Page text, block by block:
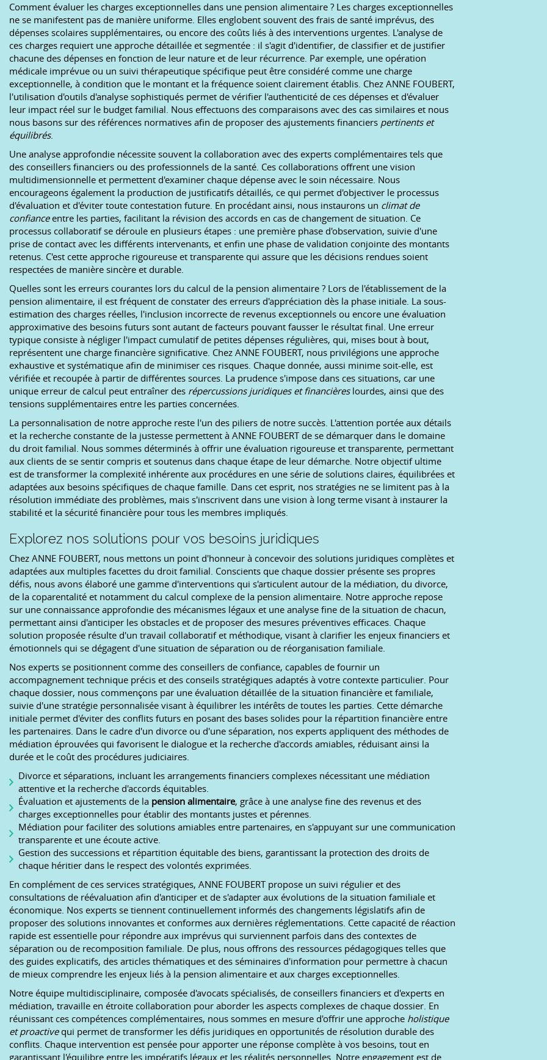
Comment évaluer les charges exceptionnelles dans une pension alimentaire ? Les charges exceptionnelles
ne se manifestent pas de manière uniforme. Elles englobent souvent des frais de santé imprévus, des
dépenses scolaires supplémentaires, ou encore des coûts liés à des interventions urgentes. L'analyse de
ces charges requiert une approche détaillée et segmentée : il s'agit d'identifier, de classifier et de justifier
chacune des dépenses en fonction de leur nature et de leur récurrence. Par exemple, une opération
médicale imprévue ou un suivi thérapeutique spécifique peut être considéré comme une charge
exceptionnelle, à condition que le montant et la fréquence soient clairement établis. Chez ANNE FOUBERT,
l'utilisation d'outils d'analyse sophistiqués permet de vérifier l'authenticité de ces dépenses et d'évaluer
leur impact réel sur le budget familial. Nous effectuons des comparaisons avec des cas similaires et nous
nous basons sur des références normatives afin de proposer des ajustements financiers pertinents et
équilibrés.
Une analyse approfondie nécessite souvent la collaboration avec des experts complémentaires tels que
des conseillers financiers ou des professionnels de la santé. Ces collaborations offrent une vision
multidimensionnelle et permettent d'examiner chaque dépense avec le soin nécessaire. Nous
encourageons également la production de justificatifs détaillés, ce qui permet d'objectiver le processus
d'évaluation et d'éviter toute contestation future. En procédant ainsi, nous instaurons un climat de
confianceentre les parties, facilitant la révision des accords en cas de changement de situation. Ce
processus collaboratif se déroule en plusieurs étapes : une première phase d'observation, suivie d'une
prise de contact avec les différents intervenants, et enfin une phase de validation conjointe des montants
retenus. C'est cette approche rigoureuse et transparente qui assure que les décisions rendues soient
respectées de manière sincère et durable.
Quelles sont les erreurs courantes lors du calcul de la pension alimentaire ? Lors de l'établissement de la
pension alimentaire, il est fréquent de constater des erreurs d'appréciation dès la phase initiale. La sous-
estimation des charges réelles, l'inclusion incorrecte de revenus exceptionnels ou encore une évaluation
approximative des besoins futurs sont autant de facteurs pouvant fausser le résultat final. Une erreur
typique consiste à négliger l'impact cumulatif de petites dépenses régulières, qui, mises bout à bout,
représentent une charge financière significative. Chez ANNE FOUBERT, nous privilégions une approche
exhaustive et systématique afin de minimiser ces risques. Chaque donnée, aussi minime soit-elle, est
vérifiée et recoupée à partir de différentes sources. La prudence s'impose dans ces situations, car une
unique erreur de calcul peut entraîner des répercussions juridiques et financièreslourdes, ainsi que des
tensions supplémentaires entre les parties concernées.
La personnalisation de notre approche reste l'un des piliers de notre succès. L'attention portée aux détails
et la recherche constante de la justesse permettent à ANNE FOUBERT de se démarquer dans le domaine
du droit familial. Nous sommes déterminés à offrir une évaluation rigoureuse et transparente, permettant
aux clients de se sentir compris et soutenus dans chaque étape de leur démarche. Notre objectif ultime
est de transformer la complexité inhérente aux procédures en une série de solutions claires, équilibrées et
adaptées aux besoins spécifiques de chaque famille. Dans cet esprit, nos stratégies ne se limitent pas à la
résolution immédiate des problèmes, mais s'inscrivent dans une vision à long terme visant à instaurer la
stabilité et la sécurité financière pour tous les membres impliqués.
Explorez nos solutions pour vos besoins juridiques
Chez ANNE FOUBERT, nous mettons un point d'honneur à concevoir des solutions juridiques complètes et
adaptées aux multiples facettes du droit familial. Conscients que chaque dossier présente ses propres
défis, nous avons élaboré une gamme d'interventions qui s'articulent autour de la médiation, du divorce,
de la coparentalité et notamment du calcul complexe de la pension alimentaire. Notre approche repose
sur une connaissance approfondie des mécanismes légaux et une analyse fine de la situation de chacun,
permettant ainsi d'anticiper les obstacles et de proposer des mesures préventives efficaces. Chaque
solution proposée résulte d'un travail collaboratif et méthodique, visant à clarifier les enjeux financiers et
émotionnels qui se dégagent d'une situation de séparation ou de réorganisation familiale.
Nos experts se positionnent comme des conseillers de confiance, capables de fournir un
accompagnement technique précis et des conseils stratégiques adaptés à votre contexte particulier. Pour
chaque dossier, nous commençons par une évaluation détaillée de la situation financière et familiale,
suivie d'une stratégie personnalisée visant à équilibrer les intérêts de toutes les parties. Cette démarche
initiale permet d'éviter des conflits futurs en posant des bases solides pour la répartition financière entre
les partenaires. Dans le cadre d'un divorce ou d'une séparation, nos experts appliquent des méthodes de
médiation éprouvées qui favorisent le dialogue et la recherche d'accords amiables, réduisant ainsi la
durée et le coût des procédures judiciaires.
Divorce et séparations, incluant les arrangements financiers complexes nécessitant une médiation
attentive et la recherche d'accords équitables.
Évaluation et ajustements de la pension alimentaire, grâce à une analyse fine des revenus et des
charges exceptionnelles pour établir des montants justes et pérennes.
Médiation pour faciliter des solutions amiables entre partenaires, en s'appuyant sur une communication
transparente et une écoute active.
Gestion des successions et répartition équitable des biens, garantissant la protection des droits de
chaque héritier dans le respect des volontés exprimées.
En complément de ces services stratégiques, ANNE FOUBERT propose un suivi régulier et des
consultations de réévaluation afin d'anticiper et de s'adapter aux évolutions de la situation familiale et
économique. Nos experts se tiennent continuellement informés des changements législatifs afin de
proposer des solutions innovantes et conformes aux dernières réglementations. Cette capacité de réaction
rapide est essentielle pour répondre aux imprévus qui surviennent parfois dans des contextes de
séparation ou de recomposition familiale. De plus, nous offrons des ressources pédagogiques telles que
des guides explicatifs, des articles thématiques et des séminaires d'information pour permettre à chacun
de mieux comprendre les enjeux liés à la pension alimentaire et aux charges exceptionnelles.
Notre équipe multidisciplinaire, composée d'avocats spécialisés, de conseillers financiers et d'experts en
médiation, travaille en étroite collaboration pour aborder les aspects complexes de chaque dossier. En
réunissant ces compétences complémentaires, nous sommes en mesure d'offrir une approche holistique
et proactivequi permet de transformer les défis juridiques en opportunités de résolution durable des
conflits. Chaque intervention est pensée pour apporter une réponse complète à vos besoins, tout en
garantissant l'équilibre entre les impératifs légaux et les réalités personnelles. Notre engagement est de